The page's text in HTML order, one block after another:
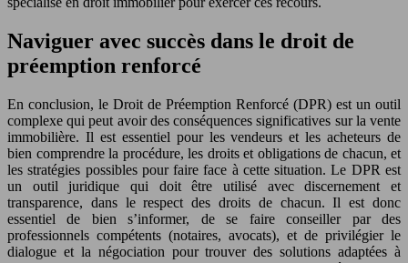
Naviguer avec succès dans le droit de
préemption renforcé
En conclusion, le Droit de Préemption Renforcé (DPR) est un outil
complexe qui peut avoir des conséquences significatives sur la vente
immobilière. Il est essentiel pour les vendeurs et les acheteurs de
bien comprendre la procédure, les droits et obligations de chacun, et
les stratégies possibles pour faire face à cette situation. Le DPR est
un outil juridique qui doit être utilisé avec discernement et
transparence, dans le respect des droits de chacun. Il est donc
essentiel de bien s’informer, de se faire conseiller par des
professionnels compétents (notaires, avocats), et de privilégier le
dialogue et la négociation pour trouver des solutions adaptées à